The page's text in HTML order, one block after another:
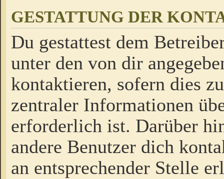
GESTATTUNG DER
Du gestattest dem
unter den von dir
kontaktieren, sofern dies
zentraler Informationen
erforderlich ist. Darüber
andere Benutzer dich
an entsprechender Stelle